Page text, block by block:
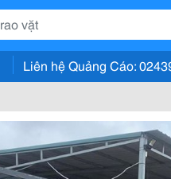
Liên hệ Quảng Cáo: